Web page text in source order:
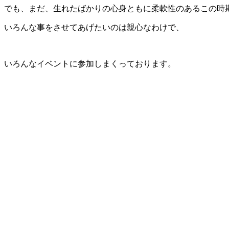
でも、まだ、生れたばかりの心身ともに柔軟性のあるこの時
いろんな事をさせてあげたいのは親心なわけで、
いろんなイベントに参加しまくっております。